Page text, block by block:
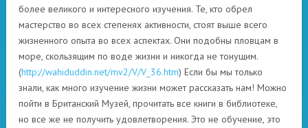
более великого и интересного изучения. Те, кто обрел
мастерство во всех степенях активности, стоят выше всего
жизненного опыта во всех аспектах. Они подобны пловцам в
море, скользящим по воде жизни и никогда не тонущим.
(http://wahiduddin.net/mv2/V/V_36.htm) Если бы мы только
знали, как много изучение жизни может рассказать нам! Можно
пойти в Британский Музей, прочитать все книги в библиотеке,
но все же не получить удовлетворения. Это не обучение, это